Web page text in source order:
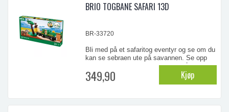
BRIO TOGBANE SAFARI 13D
BR-33720
Bli med på et safaritog eventyr og se om du
kan se sebraen ute på savannen. Se opp
for den rampete apen som elsker å stjele
den magnetiske matlasten fra toget når du
kjører forbi!
349,90 Kjøp